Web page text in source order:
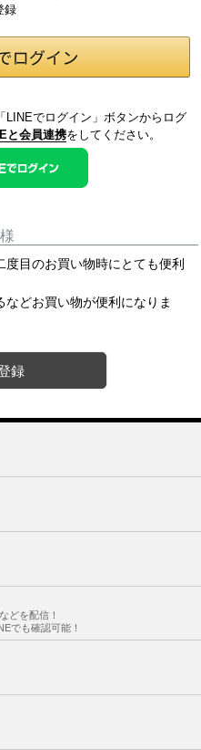
録
LINEでログイン」ボタンからログ
と会員連携をしてください。
目のお買い物時にとても便利
どお買い物が便利になりま
録
どを配信！
でも確認可能！